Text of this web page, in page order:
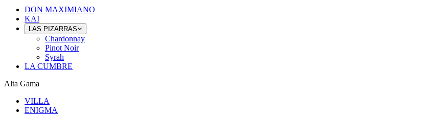
DON MAXIMIANO
KAI
LAS PIZARRAS
Chardonnay
Pinot Noir
Syrah
LA CUMBRE
Alta Gama
VILLA
ENIGMA